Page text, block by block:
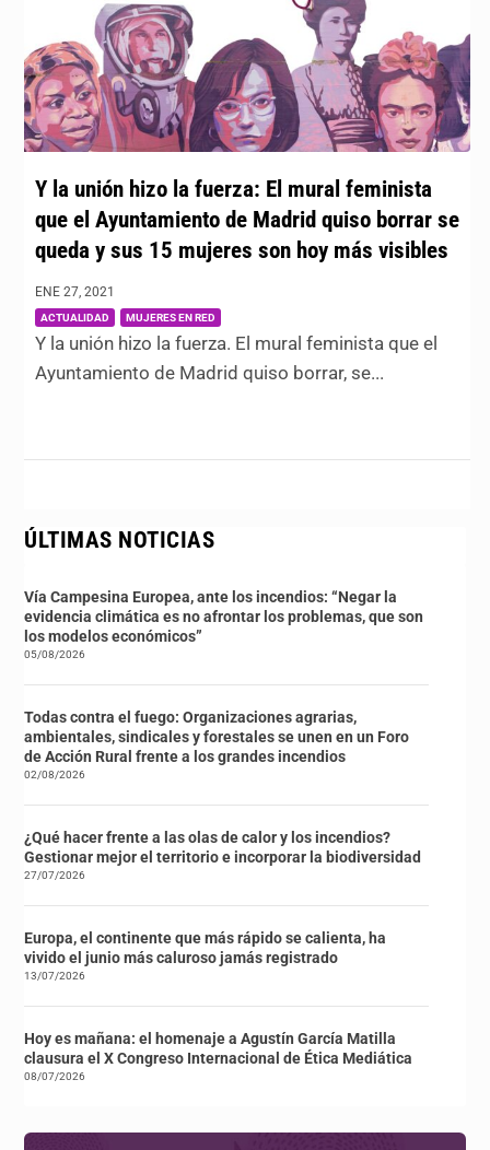
Y la unión hizo la fuerza: El mural feminista
que el Ayuntamiento de Madrid quiso borrar se
queda y sus 15 mujeres son hoy más visibles
ENE 27, 2021
ACTUALIDAD MUJERES EN RED
Y la unión hizo la fuerza. El mural feminista que el
Ayuntamiento de Madrid quiso borrar, se...
ÚLTIMAS NOTICIAS
Vía Campesina Europea, ante los incendios: “Negar la
evidencia climática es no afrontar los problemas, que son
los modelos económicos”
05/08/2026
Todas contra el fuego: Organizaciones agrarias,
ambientales, sindicales y forestales se unen en un Foro
de Acción Rural frente a los grandes incendios
02/08/2026
¿Qué hacer frente a las olas de calor y los incendios?
Gestionar mejor el territorio e incorporar la biodiversidad
27/07/2026
Europa, el continente que más rápido se calienta, ha
vivido el junio más caluroso jamás registrado
13/07/2026
Hoy es mañana: el homenaje a Agustín García Matilla
clausura el X Congreso Internacional de Ética Mediática
08/07/2026